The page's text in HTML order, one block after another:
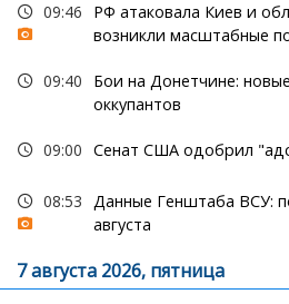
09:46
РФ атаковала Киев и
возникли масштабные
09:40
Бои на Донетчине:
оккупантов
09:00 Сенат США одобрил
08:53 Данные Генштаба ВСУ:
августа
7 августа 2026, пятница